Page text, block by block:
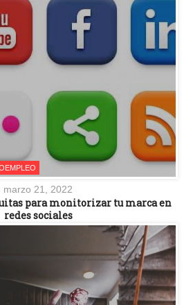
marzo 21, 2022
para monitorizar tu marca en
redes sociales